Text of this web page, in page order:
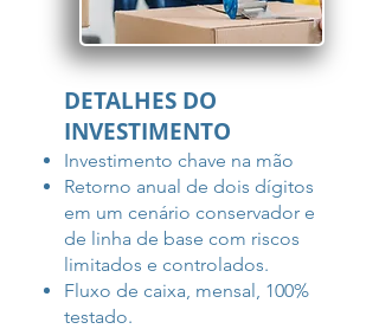
DETALHES DO
INVESTIMENTO
Investimento chave na mão
Retorno anual de dois dígitos
em um cenário conservador e
de linha de base com riscos
limitados e controlados.
Fluxo de caixa, mensal, 100%
testado.